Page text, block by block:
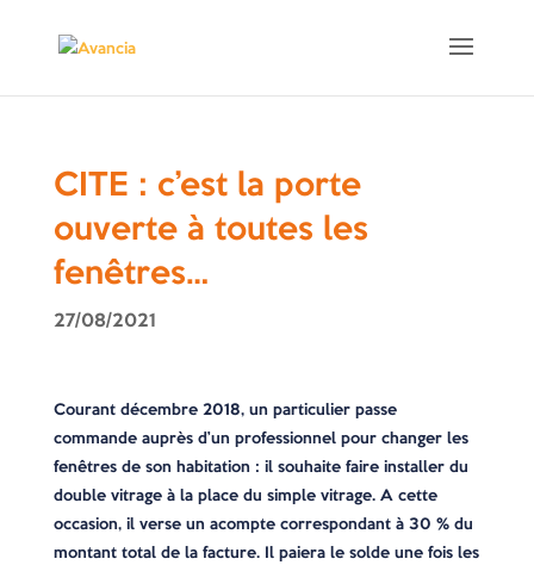
CITE : c’est la porte
ouverte à toutes les
fenêtres…
27/08/2021
Courant décembre 2018, un particulier passe
commande auprès d’un professionnel pour changer les
fenêtres de son habitation : il souhaite faire installer du
double vitrage à la place du simple vitrage. A cette
occasion, il verse un acompte correspondant à 30 % du
montant total de la facture. Il paiera le solde une fois les